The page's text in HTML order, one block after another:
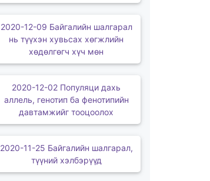
2020-12-09 Байгалийн шалгарал
нь түүхэн хувьсах хөгжлийн
хөдөлгөгч хүч мөн
2020-12-02 Популяци дахь
аллель, генотип ба фенотипийн
давтамжийг тооцоолох
2020-11-25 Байгалийн шалгарал,
түүний хэлбэрүүд